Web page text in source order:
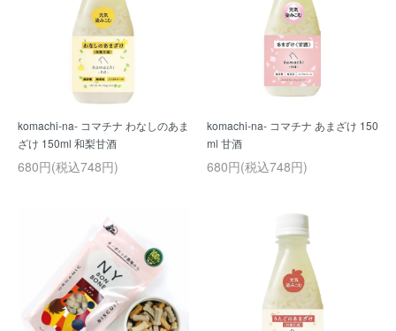
komachi-na- コマチナ わなしのあま
ざけ 150ml 和梨甘酒
680円(税込748円)
komachi-na- コマチナ あまざけ 150
ml 甘酒
680円(税込748円)